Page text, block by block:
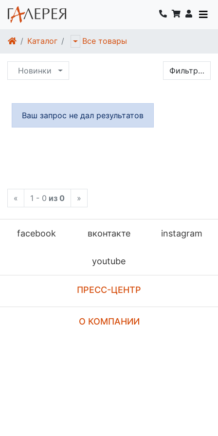
Каталог Все товары
Новинки Фильтр…
Ваш запрос не дал результатов
« 1 - 0 из 0 »
facebook вконтакте instagram
youtube
ПРЕСС-ЦЕНТР
О КОМПАНИИ